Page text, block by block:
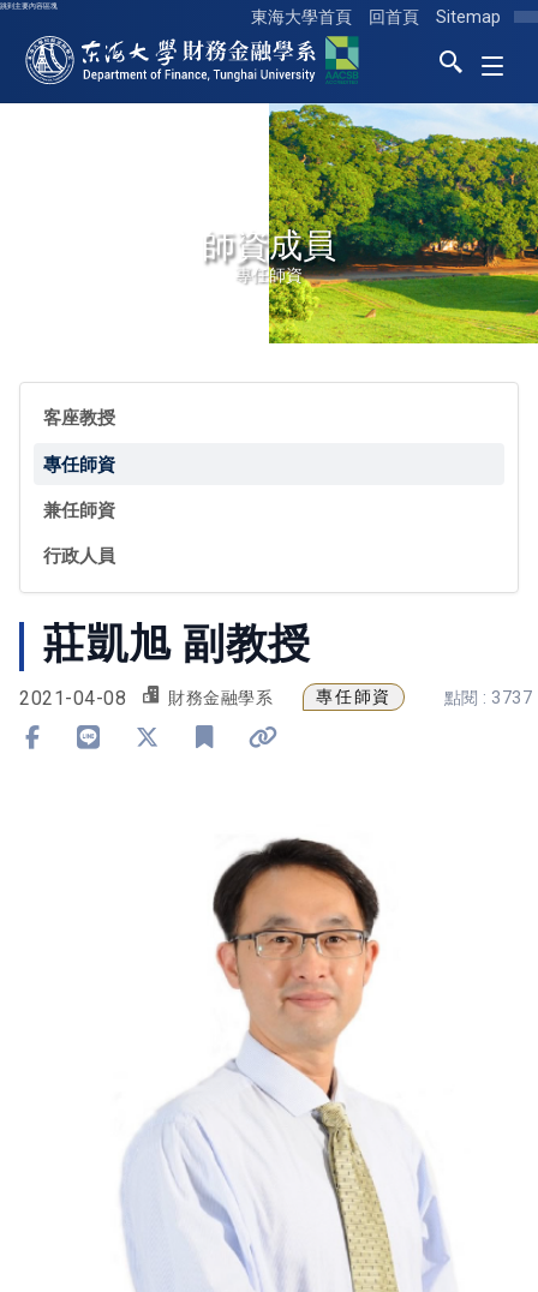
跳到主要內容區塊
東海大學首頁 回首頁 Sitemap
東海大學logo
師資成員
專任師資
客座教授
專任師資
兼任師資
行政人員
莊凱旭 副教授
2021-04-08 財務金融學系 專任師資 點閱 : 3737